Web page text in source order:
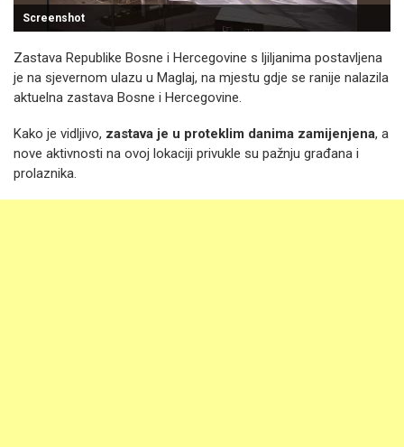
Screenshot
Zastava Republike Bosne i Hercegovine s ljiljanima postavljena
je na sjevernom ulazu u Maglaj, na mjestu gdje se ranije nalazila
aktuelna zastava Bosne i Hercegovine.
Kako je vidljivo, zastava je u proteklim danima zamijenjena, a
nove aktivnosti na ovoj lokaciji privukle su pažnju građana i
prolaznika.